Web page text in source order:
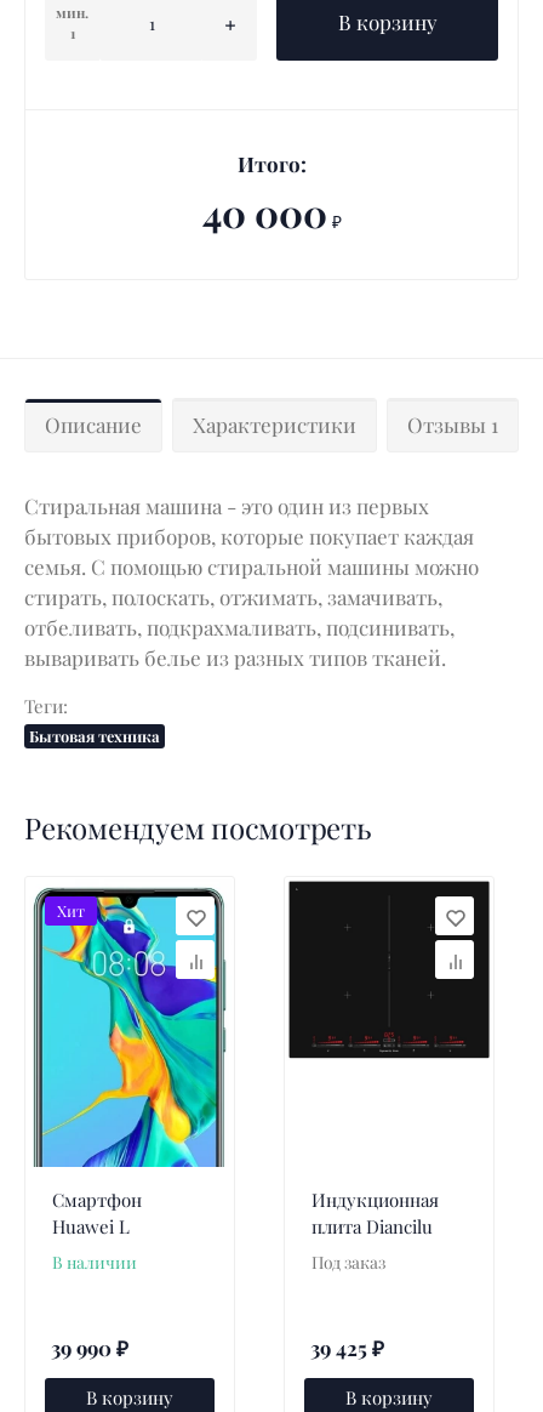
мин.
1
В корзину
Итого:
40 000 ₽
Описание Характеристики Отзывы 1
Стиральная машина - это один из первых
бытовых приборов, которые покупает каждая
семья. С помощью стиральной машины можно
стирать, полоскать, отжимать, замачивать,
отбеливать, подкрахмаливать, подсинивать,
вываривать белье из разных типов тканей.
Теги:
Бытовая техника
Рекомендуем посмотреть
Смартфон
Huawei L
В наличии
39 990₽
В корзину
Хит
Индукционная
плита Diancilu
Под заказ
39 425₽
В корзину